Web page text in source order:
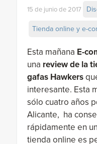
15 de junio de 2017
Tienda online y e-
Esta mañana E-
una review de la
gafas Hawkers
interesante. Esta
sólo cuatro años
Alicante, ha
rápidamente en
tienda online es